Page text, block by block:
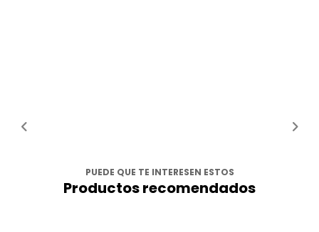
PUEDE QUE TE INTERESEN ESTOS
Productos recomendados